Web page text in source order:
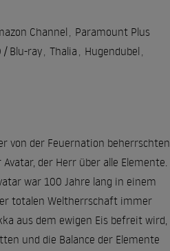
Channel , Paramount Plus
/ Blu-ray, Thalia , Hugendubel ,
von der Feuernation beherrschten
der Herr über alle Elemente.
war 100 Jahre lang in einem
totalen Weltherrschaft immer
aus dem ewigen Eis befreit wird,
und die Balance der Elemente